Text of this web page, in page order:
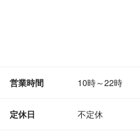
営業時間 10時～22時
定休日 不定休